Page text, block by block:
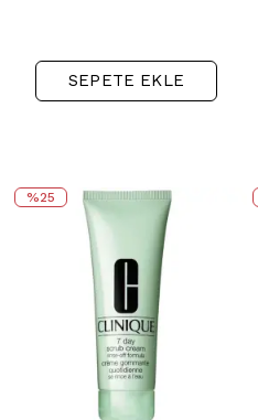
SEPETE EKLE
%25